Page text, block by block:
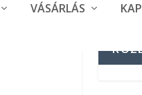
VÁSÁRLÁS